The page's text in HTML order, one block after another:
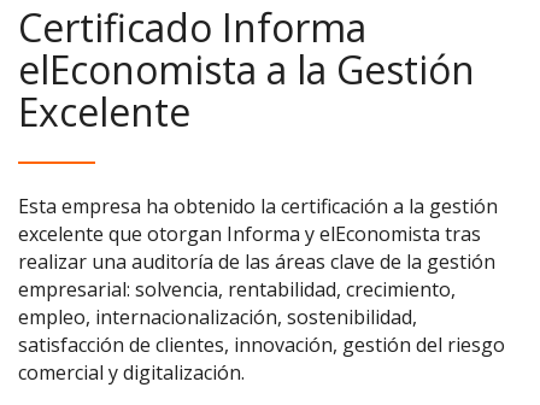
Certificado Informa
elEconomista a la Gestión
Excelente
Esta empresa ha obtenido la certificación a la gestión
excelente que otorgan Informa y elEconomista tras
realizar una auditoría de las áreas clave de la gestión
empresarial: solvencia, rentabilidad, crecimiento,
empleo, internacionalización, sostenibilidad,
satisfacción de clientes, innovación, gestión del riesgo
comercial y digitalización.